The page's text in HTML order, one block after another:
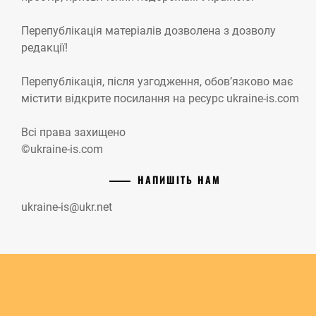
Перепублікація матеріалів дозволена з дозволу
редакції!
Перепублікація, після узгодження, обов’язково має
містити відкрите посилання на ресурс ukraine-is.com
Всі права захищено
©ukraine-is.com
НАПИШІТЬ НАМ
ukraine-is@ukr.net